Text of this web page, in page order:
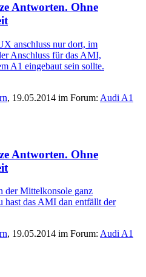
Antworten. Ohne
anschluss nur dort, im
Anschluss für das AMI,
A1 eingebaut sein sollte.
, 19.05.2014 im Forum: Audi A1
Antworten. Ohne
der Mittelkonsole ganz
hast das AMI dan entfällt der
, 19.05.2014 im Forum: Audi A1